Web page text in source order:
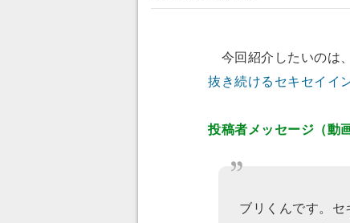
今回紹介したいのは
抜き続けるセキセイイ
投稿者メッセージ（動
ブリくんです。